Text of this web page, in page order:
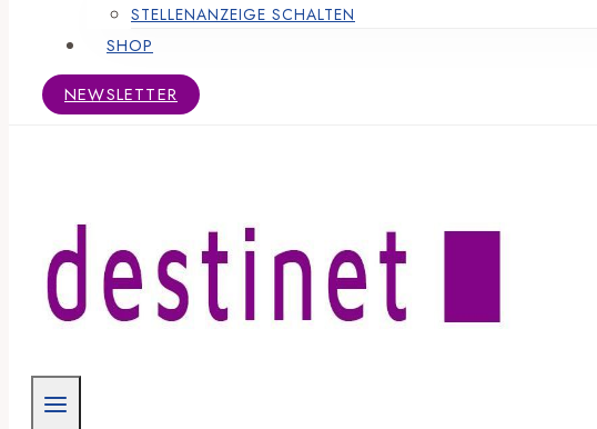
STELLENANZEIGE SCHALTEN
SHOP
NEWSLETTER